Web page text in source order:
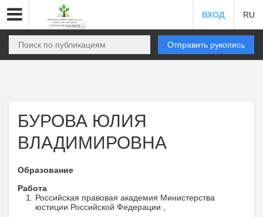
ВХОД RU
Отправить рукопись
БУРОВА ЮЛИЯ
ВЛАДИМИРОВНА
Образование
Работа
Российская правовая академия Министерства
юстиции Российской Федерации ,